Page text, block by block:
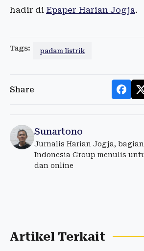
hadir di Epaper Harian Jogja.
Tags: padam listrik
Share
Sunartono
Jurnalis Harian Jogja,
Indonesia Group menulis
dan online
Artikel Terkait